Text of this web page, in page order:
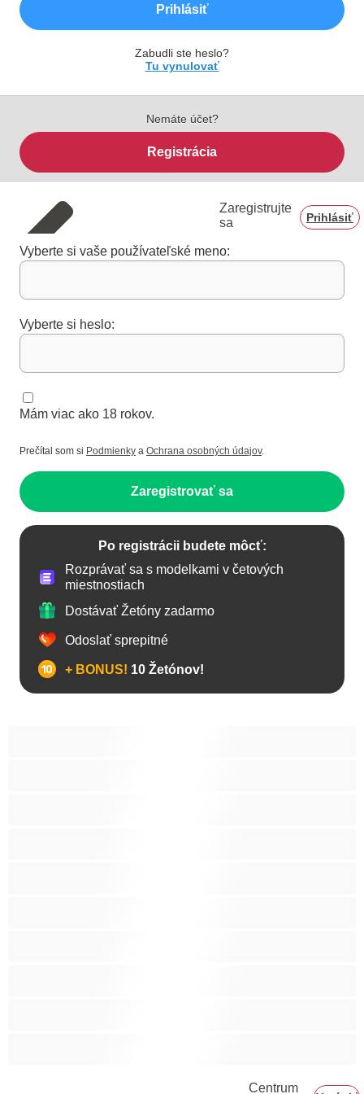
Prihlásiť
Zabudli ste heslo?
Tu vynulovať
Nemáte účet?
Registrácia
Zaregistrujte
sa
Prihlásiť
Vyberte si vaše používateľské meno:
Vyberte si heslo:
Mám viac ako 18 rokov.
Prečítal som si Podmienky a Ochrana osobných údajov.
Zaregistrovať sa
Po registrácii budete môcť:
Rozprávať sa s modelkami v četových
miestnostiach
Dostávať Žetóny zadarmo
Odoslať sprepitné
+ BONUS! 10 Žetónov!
Centrum